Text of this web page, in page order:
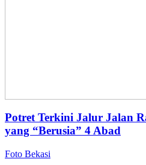
Potret Terkini Jalur Jalan
yang “Berusia” 4 Abad
Foto Bekasi